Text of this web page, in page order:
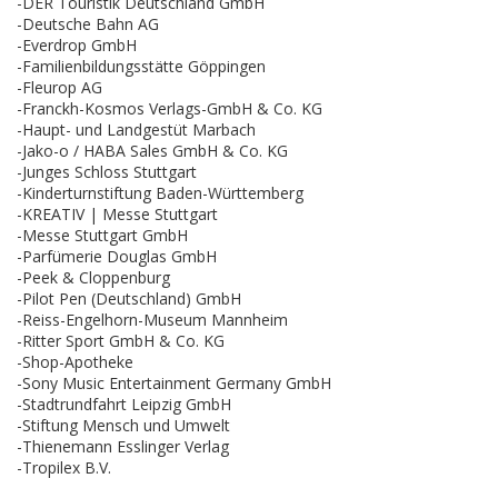
-Deutsche Bahn AG
-Everdrop GmbH
-Familienbildungsstätte Göppingen
-Fleurop AG
-Franckh-Kosmos Verlags-GmbH & Co. KG
-Haupt- und Landgestüt Marbach
-Jako-o / HABA Sales GmbH & Co. KG
-Junges Schloss Stuttgart
-Kinderturnstiftung Baden-Württemberg
-KREATIV | Messe Stuttgart
-Messe Stuttgart GmbH
-Parfümerie Douglas GmbH
-Peek & Cloppenburg
-Pilot Pen (Deutschland) GmbH
-Reiss-Engelhorn-Museum Mannheim
-Ritter Sport GmbH & Co. KG
-Shop-Apotheke
-Sony Music Entertainment Germany GmbH
-Stadtrundfahrt Leipzig GmbH
-Stiftung Mensch und Umwelt
-Thienemann Esslinger Verlag
-Tropilex B.V.